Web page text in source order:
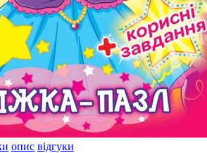
опис відгуки